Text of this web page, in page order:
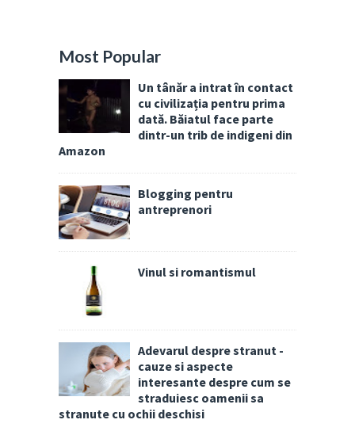
Most Popular
Un tânăr a intrat în contact
cu civilizația pentru prima
dată. Băiatul face parte
dintr-un trib de indigeni din
Amazon
Blogging pentru
antreprenori
Vinul si romantismul
Adevarul despre stranut -
cauze si aspecte
interesante despre cum se
straduiesc oamenii sa
stranute cu ochii deschisi